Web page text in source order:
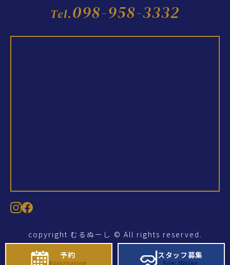
予約
Reservation
スタッフ募集
Now Hiring
予約
Reservation
スタッフ募集
Now Hiring
Tel.098-958-3332
copyright むるぬーし © All rights reserved.